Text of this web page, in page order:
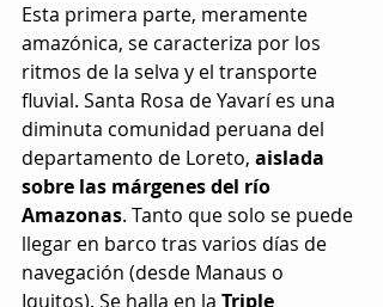
Esta primera parte, meramente
amazónica, se caracteriza por los
ritmos de la selva y el transporte
fluvial. Santa Rosa de Yavarí es una
diminuta comunidad peruana del
departamento de Loreto, aislada
sobre las márgenes del río
Amazonas. Tanto que solo se puede
llegar en barco tras varios días de
navegación (desde Manaus o
Iquitos). Se halla en la Triple